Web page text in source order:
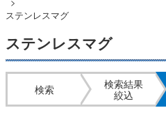
ステンレスマグ
ステンレスマグ
検索
検索結果
絞込